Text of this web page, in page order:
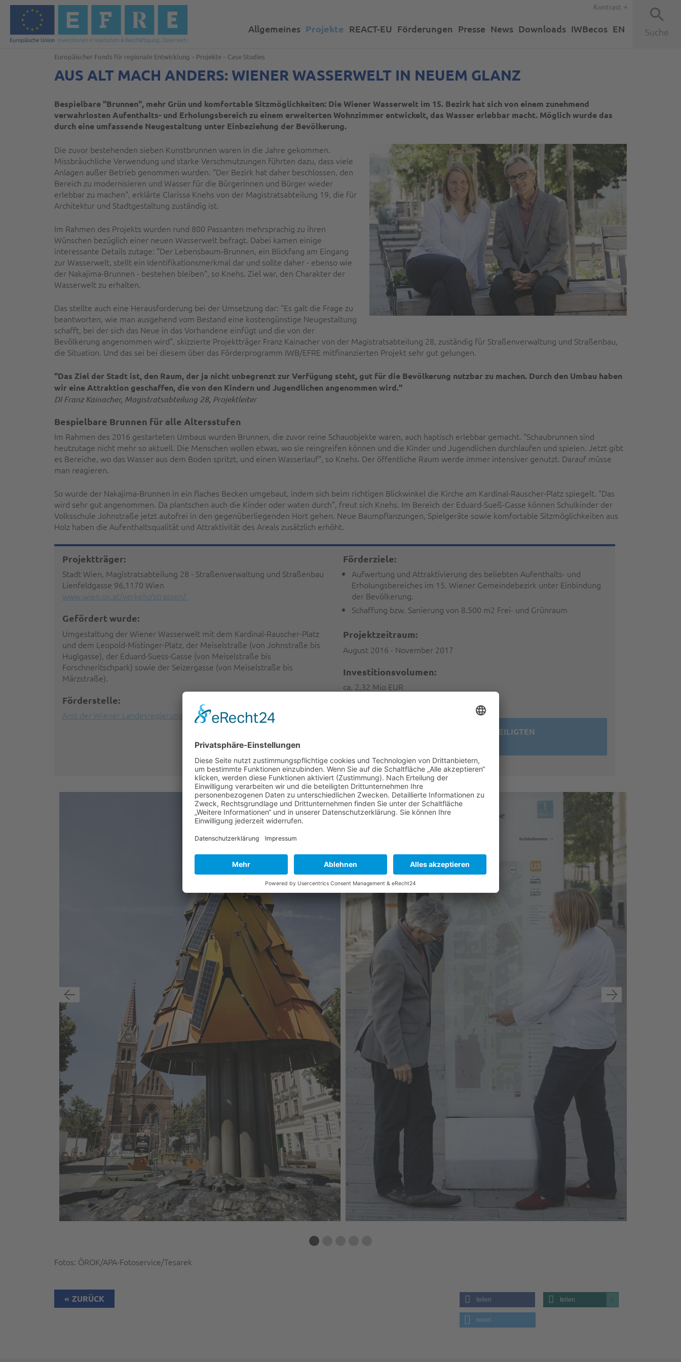
Allgemeines Projekte REACT-EU Förderungen Presse News Downloads IWBecos EN Suche
Kontrast
Europäischer Fonds für regionale Entwicklung Projekte Case Studies
AUS ALT MACH ANDERS: WIENER WASSERWELT IN NEUEM GLANZ
Bespielbare "Brunnen", mehr Grün und komfortable Sitzmöglichkeiten: Die Wiener Wasserwelt im 15. Bezirk hat sich von einem zunehmend
verwahrlosten Aufenthalts- und Erholungsbereich zu einem erweiterten Wohnzimmer entwickelt, das Wasser erlebbar macht. Möglich wurde das
durch eine umfassende Neugestaltung unter Einbeziehung der Bevölkerung.
Die zuvor bestehenden sieben Kunstbrunnen waren in die Jahre gekommen.
Missbräuchliche Verwendung und starke Verschmutzungen führten dazu, dass viele
Anlagen außer Betrieb genommen wurden. "Der Bezirk hat daher beschlossen, den
Bereich zu modernisieren und Wasser für die Bürgerinnen und Bürger wieder
erlebbar zu machen", erklärte Clarissa Knehs von der Magistratsabteilung 19, die für
Architektur und Stadtgestaltung zuständig ist.
Im Rahmen des Projekts wurden rund 800 Passanten mehrsprachig zu ihren
Wünschen bezüglich einer neuen Wasserwelt befragt. Dabei kamen einige
interessante Details zutage: "Der Lebensbaum-Brunnen, ein Blickfang am Eingang
zur Wasserwelt, stellt ein Identifikationsmerkmal dar und sollte daher - ebenso wie
der Nakajima-Brunnen - bestehen bleiben", so Knehs. Ziel war, den Charakter der
Wasserwelt zu erhalten.
Das stellte auch eine Herausforderung bei der Umsetzung dar: "Es galt die Frage zu
beantworten, wie man ausgehend vom Bestand eine kostengünstige Neugestaltung
schafft, bei der sich das Neue in das Vorhandene einfügt und die von der
Bevölkerung angenommen wird", skizzierte Projektträger Franz Kainacher von der Magistratsabteilung 28, zuständig für Straßenverwaltung und Straßenbau,
die Situation. Und das sei bei diesem über das Förderprogramm IWB/EFRE mitfinanzierten Projekt sehr gut gelungen.
"Das Ziel der Stadt ist, den Raum, der ja nicht unbegrenzt zur Verfügung steht, gut für die Bevölkerung nutzbar zu machen. Durch den Umbau haben
wir eine Attraktion geschaffen, die von den Kindern und Jugendlichen angenommen wird."
DI Franz Kainacher, Magistratsabteilung 28, Projektleiter
Bespielbare Brunnen für alle Altersstufen
Im Rahmen des 2016 gestarteten Umbaus wurden Brunnen, die zuvor reine Schauobjekte waren, auch haptisch erlebbar gemacht. "Schaubrunnen sind
heutzutage nicht mehr so aktuell. Die Menschen wollen etwas, wo sie reingreifen können und die Kinder und Jugendlichen durchlaufen und spielen. Jetzt gibt
es Bereiche, wo das Wasser aus dem Boden spritzt, und einen Wasserlauf", so Knehs. Der öffentliche Raum werde immer intensiver genutzt. Darauf müsse
man reagieren.
So wurde der Nakajima-Brunnen in ein flaches Becken umgebaut, indem sich beim richtigen Blickwinkel die Kirche am Kardinal-Rauscher-Platz spiegelt. "Das
wird sehr gut angenommen. Da plantschen auch die Kinder oder waten durch", freut sich Knehs. Im Bereich der Eduard-Sueß-Gasse können Schulkinder der
Volksschule Johnstraße jetzt autofrei in den gegenüberliegenden Hort gehen. Neue Baumpflanzungen, Spielgeräte sowie komfortable Sitzmöglichkeiten aus
Holz haben die Aufenthaltsqualität und Attraktivität des Areals zusätzlich erhöht.
Projektträger:
Stadt Wien, Magistratsabteilung 28 - Straßenverwaltung und Straßenbau
Lienfeldgasse 96,1170 Wien
www.wien.gv.at/verkehr/strassen/
Gefördert wurde:
Umgestaltung der Wiener Wasserwelt mit dem Kardinal-Rauscher-Platz
und dem Leopold-Mistinger-Platz, der Meiselstraße (von Johnstraße bis
Huglgasse), der Eduard-Suess-Gasse (von Meiselstraße bis
Forschneritschpark) sowie der Seizergasse (von Meiselstraße bis
Märzstraße).
Förderstelle:
Amt der Wiener Landesregierung - MA 27 Europäische Angelegenheiten
Förderziele:
Aufwertung und Attraktivierung des beliebten Aufenthalts- und
Erholungsbereiches im 15. Wiener Gemeindebezirk unter Einbindung
der Bevölkerung.
Schaffung bzw. Sanierung von 8.500 m2 Frei- und Grünraum
Projektzeitraum:
August 2016 - November 2017
Investitionsvolumen:
ca. 2,32 Mio EUR
M20 - AUFWERTUNG IN BENACHTEILIGTEN
Fotos: ÖROK/APA-Fotoservice/Tesarek
ZURÜCK teilen teilen
tweet